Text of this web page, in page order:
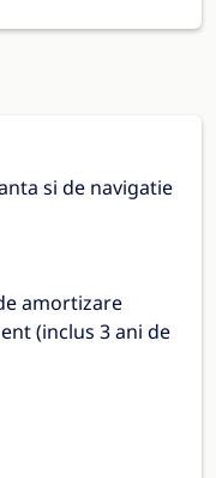
si de navigatie
amortizare
(inclus 3 ani de